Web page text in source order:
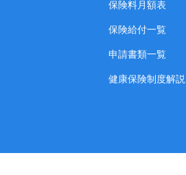
保険料月額表
保険給付一覧
申請書類一覧
健康保険制度解説